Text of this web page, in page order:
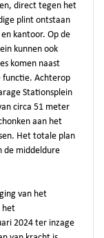
direct tegen het
plint ontstaan
kantoor. Op de
kunnen ook
komen naast
functie. Achterop
Stationsplein
circa 51 meter
aan het
Het totale plan
de middeldure
van het
het
2024 ter inzage